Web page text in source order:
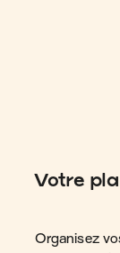
Votre
Organisez